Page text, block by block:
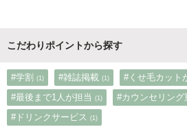
こだわりポイントから探す
#学割 (1) #雑誌掲載 (1) #くせ毛カット
#最後まで1人が担当 (1) #カウンセリング
#ドリンクサービス (1)